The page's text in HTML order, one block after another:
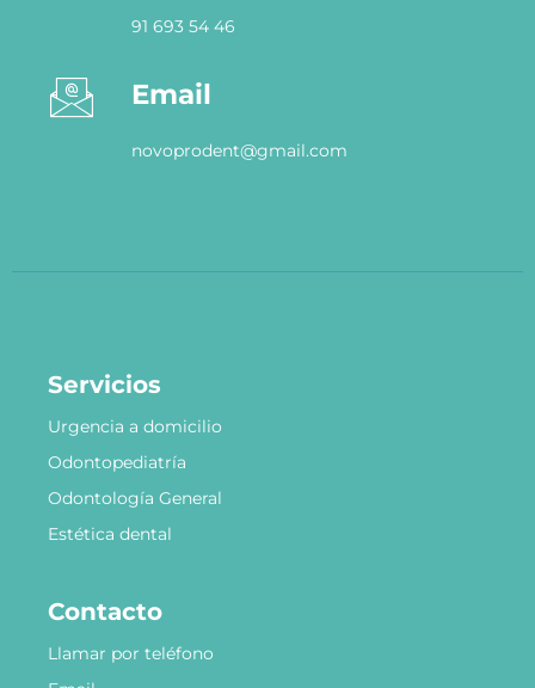
91 693 54 46
Email
novoprodent@gmail.com
Servicios
Urgencia a domicilio
Odontopediatría
Odontología General
Estética dental
Contacto
Llamar por teléfono